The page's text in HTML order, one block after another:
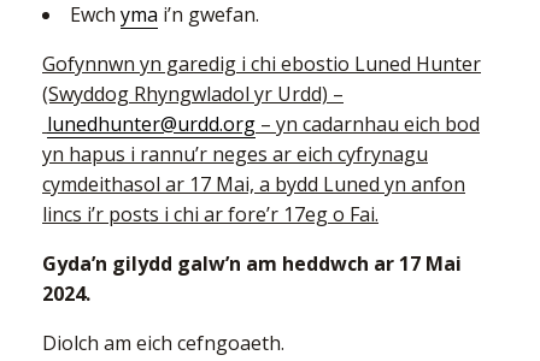
Ewch yma i’n gwefan.
Gofynnwn yn garedig i chi ebostio Luned Hunter
(Swyddog Rhyngwladol yr Urdd) –
lunedhunter@urdd.org – yn cadarnhau eich bod
yn hapus i rannu’r neges ar eich cyfrynagu
cymdeithasol ar 17 Mai, a bydd Luned yn anfon
lincs i’r posts i chi ar fore’r 17eg o Fai.
Gyda’n gilydd galw’n am heddwch ar 17 Mai
2024.
Diolch am eich cefngoaeth.